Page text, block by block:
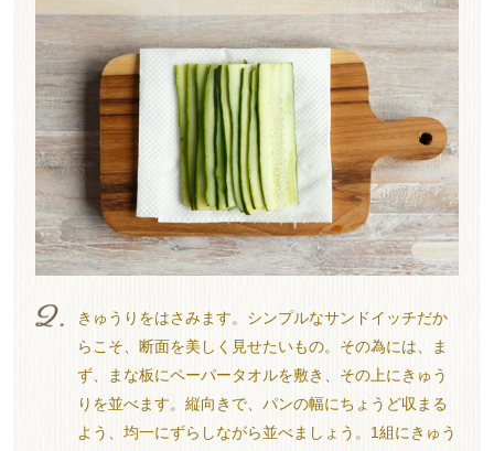
きゅうりをはさみます。シンプルなサンドイッチだか
らこそ、断面を美しく見せたいもの。その為には、ま
ず、まな板にペーパータオルを敷き、その上にきゅう
りを並べます。縦向きで、パンの幅にちょうど収まる
よう、均一にずらしながら並べましょう。1組にきゅう